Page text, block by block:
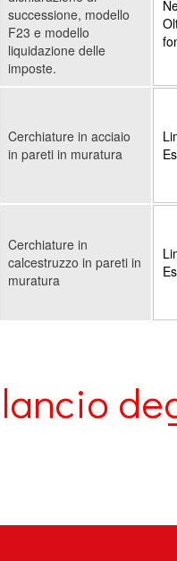
successione, modello
F23 e modello
liquidazione delle
imposte.
Cerchiature in acciaio
in pareti in muratura
Cerchiature in
calcestruzzo in pareti in
muratura